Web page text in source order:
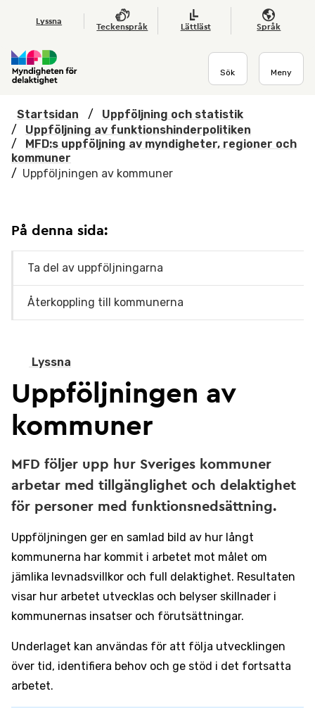
Hoppa till huvudmenyn
Lyssna
Teckenspråk Lättläst Språk
Sök Meny
Startsidan /
Uppföljning och statistik
/
Uppföljning av funktionshinderpolitiken
/
MFD:s uppföljning av myndigheter, regioner och
kommuner
/ Uppföljningen av kommuner
Lyssna
Uppföljningen av
kommuner
MFD följer upp hur Sveriges kommuner
arbetar med tillgänglighet och delaktighet
för personer med funktionsnedsättning.
Uppföljningen ger en samlad bild av hur långt
kommunerna har kommit i arbetet mot målet om
jämlika levnadsvillkor och full delaktighet. Resultaten
visar hur arbetet utvecklas och belyser skillnader i
kommunernas insatser och förutsättningar.
Underlaget kan användas för att följa utvecklingen
över tid, identifiera behov och ge stöd i det fortsatta
arbetet.
På denna sida:
Ta del av uppföljningarna
Återkoppling till kommunerna